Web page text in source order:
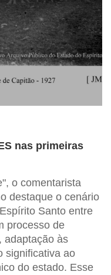
nas primeiras
o comentarista
destaque o cenário
Santo entre
processo de
adaptação às
significativa ao
do estado. Esse